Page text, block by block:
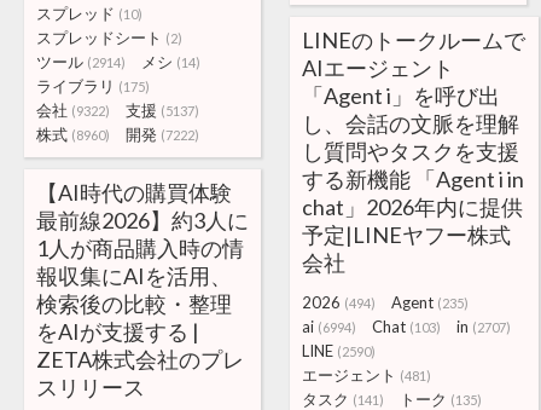
スプレッド (10)
スプレッドシート (2)
ツール (2914) メシ (14)
ライブラリ (175)
会社 (9322) 支援 (5137)
株式 (8960) 開発 (7222)
LINEのトークルームで
AIエージェント
「Agent i」を呼び出
し、会話の文脈を理解
し質問やタスクを支援
する新機能 「Agent i in
chat」2026年内に提供
予定|LINEヤフー株式
会社
2026 (494) Agent (235)
ai (6994) Chat (103) in (2707)
LINE (2590)
エージェント (481)
タスク (141) トーク (135)
【AI時代の購買体験
最前線2026】約3人に
1人が商品購入時の情
報収集にAIを活用、
検索後の比較・整理
をAIが支援する |
ZETA株式会社のプレ
スリリース